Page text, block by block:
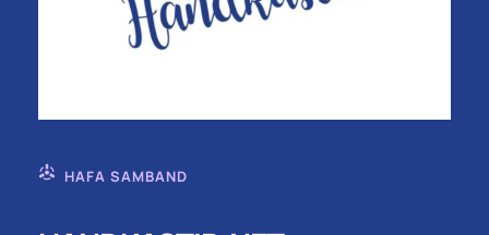
HAFA SAMBAND